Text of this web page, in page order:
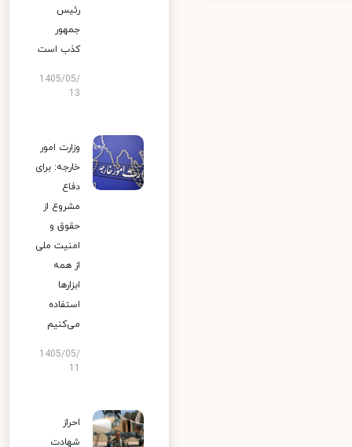
رئیس
جمهور
کذب است
1405/05/
13
وزارت امور
خارجه: برای
دفاع
مشروع از
حقوق و
امنیت ملی
از همه
ابزارها
استفاده
می‌کنیم
1405/05/
احراز
شهادت